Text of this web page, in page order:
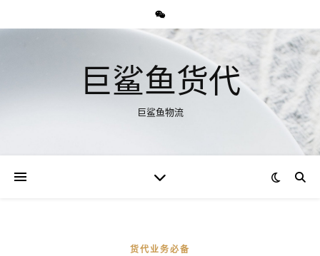
巨鲨鱼货代
巨鲨鱼物流
货代业务必备